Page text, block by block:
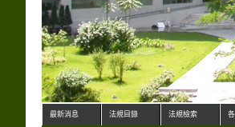
最新消息 法規目錄 法規檢索